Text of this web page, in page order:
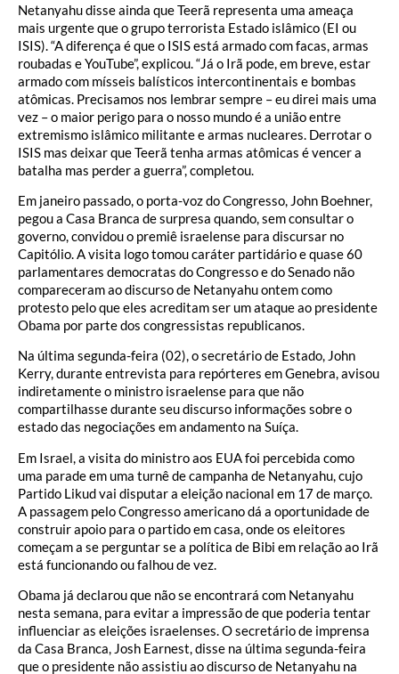
Netanyahu disse ainda que Teerã representa uma ameaça
mais urgente que o grupo terrorista Estado islâmico (EI ou
ISIS). “A diferença é que o ISIS está armado com facas, armas
roubadas e YouTube”, explicou. “Já o Irã pode, em breve, estar
armado com mísseis balísticos intercontinentais e bombas
atômicas. Precisamos nos lembrar sempre – eu direi mais uma
vez – o maior perigo para o nosso mundo é a união entre
extremismo islâmico militante e armas nucleares. Derrotar o
ISIS mas deixar que Teerã tenha armas atômicas é vencer a
batalha mas perder a guerra”, completou.
Em janeiro passado, o porta-voz do Congresso, John Boehner,
pegou a Casa Branca de surpresa quando, sem consultar o
governo, convidou o premiê israelense para discursar no
Capitólio. A visita logo tomou caráter partidário e quase 60
parlamentares democratas do Congresso e do Senado não
compareceram ao discurso de Netanyahu ontem como
protesto pelo que eles acreditam ser um ataque ao presidente
Obama por parte dos congressistas republicanos.
Na última segunda-feira (02), o secretário de Estado, John
Kerry, durante entrevista para repórteres em Genebra, avisou
indiretamente o ministro israelense para que não
compartilhasse durante seu discurso informações sobre o
estado das negociações em andamento na Suíça.
Em Israel, a visita do ministro aos EUA foi percebida como
uma parade em uma turnê de campanha de Netanyahu, cujo
Partido Likud vai disputar a eleição nacional em 17 de março.
A passagem pelo Congresso americano dá a oportunidade de
construir apoio para o partido em casa, onde os eleitores
começam a se perguntar se a política de Bibi em relação ao Irã
está funcionando ou falhou de vez.
Obama já declarou que não se encontrará com Netanyahu
nesta semana, para evitar a impressão de que poderia tentar
influenciar as eleições israelenses. O secretário de imprensa
da Casa Branca, Josh Earnest, disse na última segunda-feira
que o presidente não assistiu ao discurso de Netanyahu na